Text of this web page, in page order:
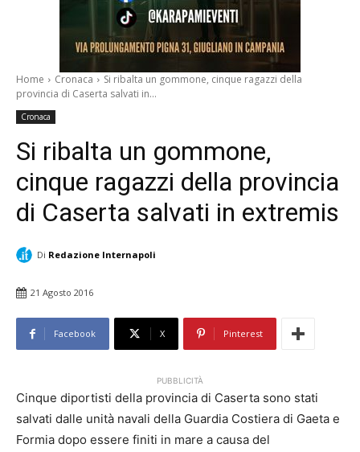
Home Cronaca
Si ribalta un gommone, cinque ragazzi della
provincia di Caserta salvati in...
Cronaca
Si ribalta un gommone,
cinque ragazzi della provincia
di Caserta salvati in extremis
Di Redazione Internapoli
21 Agosto 2016
Facebook X Pinterest
PUBBLICITÀ
Cinque diportisti della provincia di Caserta sono stati
salvati dalle unità navali della Guardia Costiera di Gaeta e
Formia dopo essere finiti in mare a causa del